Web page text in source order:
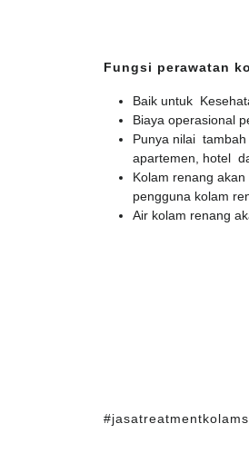
Fungsi perawatan
Baik untuk
Biaya operasional
Punya nilai
apartemen, hotel
Kolam renang
pengguna kolam
Air kolam renang